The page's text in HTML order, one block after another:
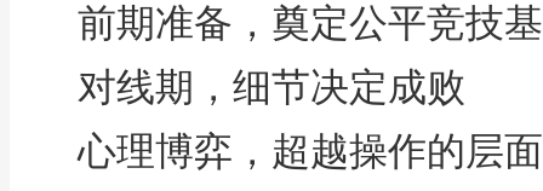
前期准备，奠定公平竞技
对线期，细节决定成败
心理博弈，超越操作的层面